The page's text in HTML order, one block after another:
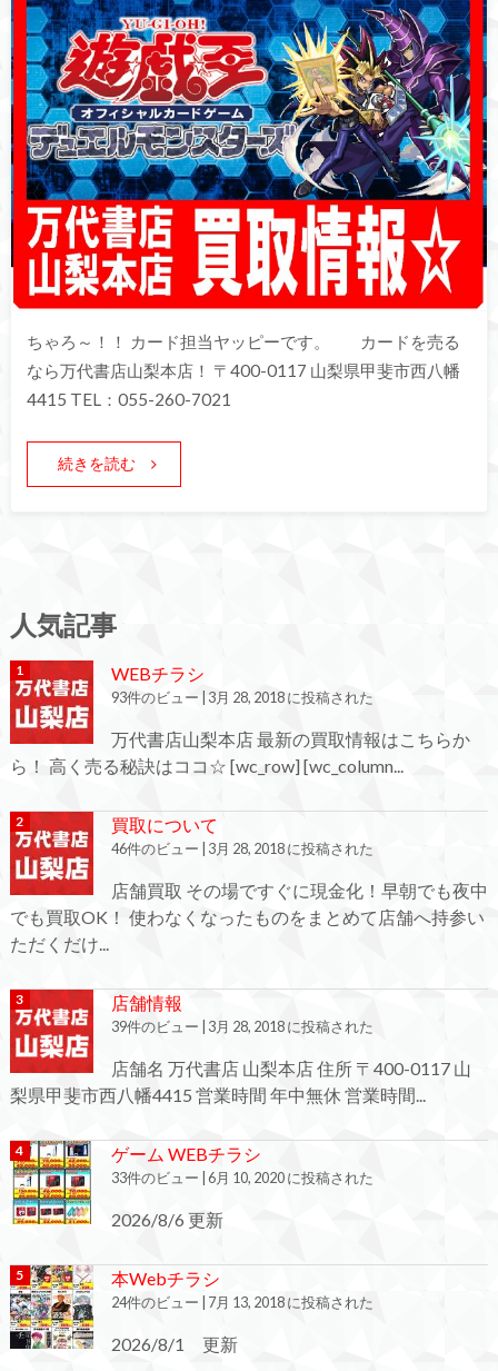
ちゃろ～！！ カード担当ヤッピーです。 カードを売る
なら万代書店山梨本店！ 〒400-0117 山梨県甲斐市西八幡
4415 TEL：055-260-7021
続きを読む
人気記事
WEBチラシ
93件のビュー | 3月 28, 2018 に投稿された
万代書店山梨本店 最新の買取情報はこちらか
ら！ 高く売る秘訣はココ☆ [wc_row] [wc_column...
買取について
46件のビュー | 3月 28, 2018 に投稿された
店舗買取 その場ですぐに現金化！早朝でも夜中
でも買取OK！ 使わなくなったものをまとめて店舗へ持参い
ただくだけ...
店舗情報
39件のビュー | 3月 28, 2018 に投稿された
店舗名 万代書店 山梨本店 住所 〒400-0117 山
梨県甲斐市西八幡4415 営業時間 年中無休 営業時間...
ゲーム WEBチラシ
33件のビュー |6月 10, 2020 に投稿された
2026/8/6 更新
本Webチラシ
24件のビュー | 7月 13, 2018 に投稿された
2026/8/1 更新